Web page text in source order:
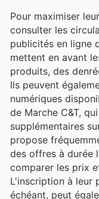
Pour maximiser
consulter les
publicités en ligne
mettent en avant
produits, des
Ils peuvent
numériques
de Marche C&T,
supplémentaires
propose
des offres à durée
comparer les prix
L'inscription à leur
échéant, peut